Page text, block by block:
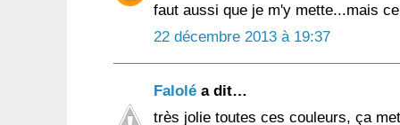
faut aussi que je m'y mette...mais
22 décembre 2013 à 19:37
Falolé a dit…
très jolie toutes ces couleurs, ça